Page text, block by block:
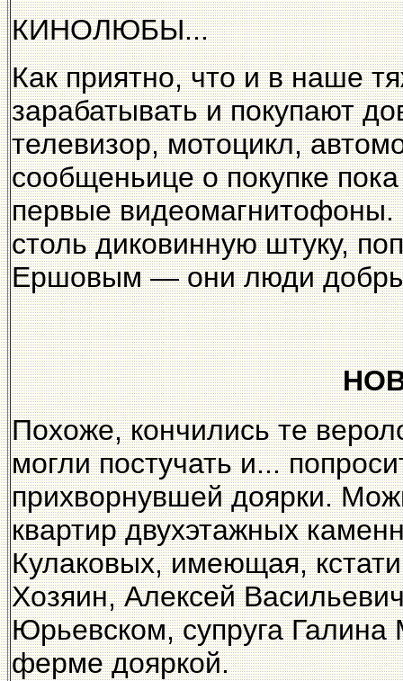
КИНОЛЮБЫ...
Как приятно, что и в наше
зарабатывать и покупают
телевизор, мотоцикл,
сообщеньице о покупке
первые видеомагнитофоны.
столь диковинную штуку,
Ершовым — они люди
Похоже, кончились те
могли постучать и...
прихворнувшей доярки.
квартир двухэтажных
Кулаковых, имеющая,
Хозяин, Алексей
Юрьевском, супруга
ферме дояркой.